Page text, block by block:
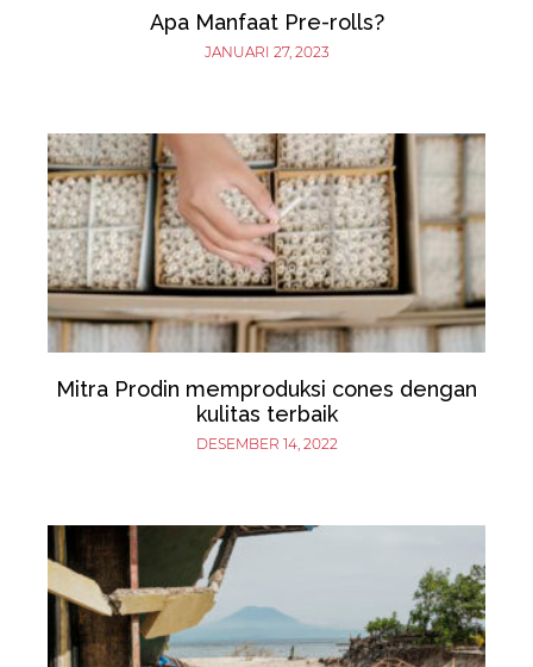
Apa Manfaat Pre-rolls?
JANUARI 27, 2023
Mitra Prodin memproduksi cones dengan
kulitas terbaik
DESEMBER 14, 2022